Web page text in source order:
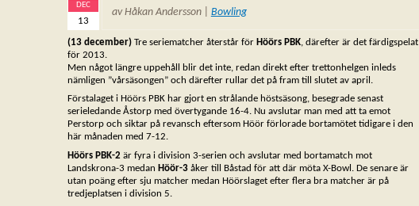
DEC
13
av Håkan Andersson | Bowling
(13 december)Tre seriematcher återstår för Höörs PBK, därefter är det färdigspelat
för 2013.
Men något längre uppehåll blir det inte, redan direkt efter trettonhelgen inleds
nämligen ”vårsäsongen” och därefter rullar det på fram till slutet av april.
Förstalaget i Höörs PBK har gjort en strålande höstsäsong, besegrade senast
serieledande Åstorp med övertygande 16-4. Nu avslutar man med att ta emot
Perstorp och siktar på revansch eftersom Höör förlorade bortamötet tidigare i den
här månaden med 7-12.
Höörs PBK-2är fyra i division 3-serien och avslutar med bortamatch mot
Landskrona-3 medan Höör-3 åker till Båstad för att där möta X-Bowl. De senare är
utan poäng efter sju matcher medan Höörslaget efter flera bra matcher är på
tredjeplatsen i division 5.